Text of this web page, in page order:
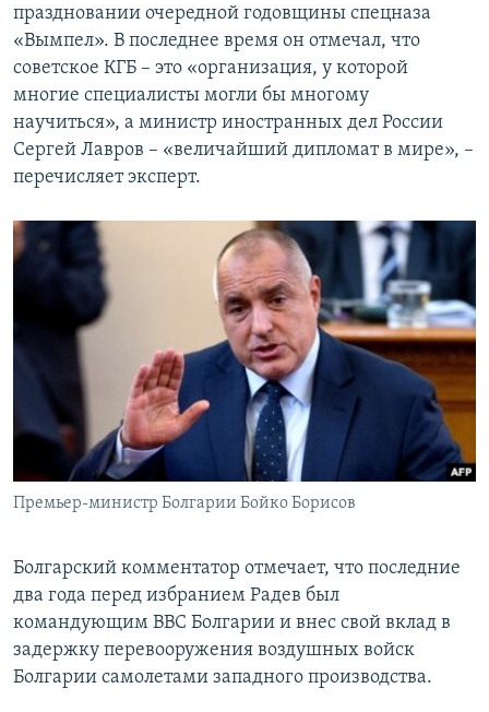
праздновании очередной годовщины спецназа
«Вымпел». В последнее время он отмечал, что
советское КГБ – это «организация, у которой
многие специалисты могли бы многому
научиться», а министр иностранных дел России
Сергей Лавров – «величайший дипломат в мире», –
перечисляет эксперт.
Премьер-министр Болгарии Бойко Борисов
Болгарский комментатор отмечает, что последние
два года перед избранием Радев был
командующим ВВС Болгарии и внес свой вклад в
задержку перевооружения воздушных войск
Болгарии самолетами западного производства.